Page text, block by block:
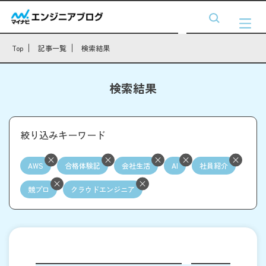
Top 記事一覧 検索結果
検索結果
絞り込みキーワード
AWS 合格体験記 会社生活 AI 社員紹介
競プロ クラウドエンジニア